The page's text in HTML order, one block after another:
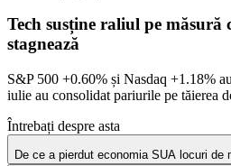
Tech susține raliul pe măsură
stagnează
S&P 500 +0.60% și Nasdaq +1.18%
iulie au consolidat pariurile pe tăierea
Întrebați despre asta
De ce a pierdut economia SUA locuri de